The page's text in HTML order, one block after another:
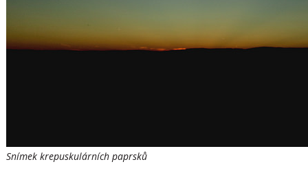
Snímek krepuskulárních paprsků